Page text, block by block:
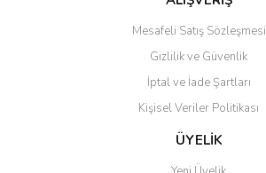
Gönder
Mesafeli Satış Sözleşmesi
Gizlilik ve Güvenlik
İptal ve İade Şartları
Kişisel Veriler Politikası
ÜYELİK